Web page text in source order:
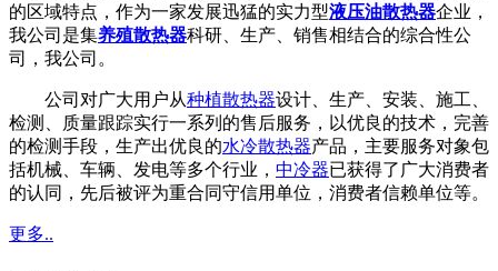
的区域特点，作为一家发展迅猛的实力型液压油散热器企业，
我公司是集养殖散热器科研、生产、销售相结合的综合性公
司，我公司。
公司对广大用户从种植散热器设计、生产、安装、施工、
检测、质量跟踪实行一系列的售后服务，以优良的技术，完善
的检测手段，生产出优良的水冷散热器产品，主要服务对象包
括机械、车辆、发电等多个行业， 中冷器已获得了广大消费者
的认同，先后被评为重合同守信用单位，消费者信赖单位等。
更多..